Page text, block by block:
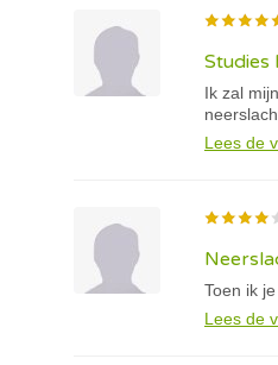
Studies
Ik zal
Lees de
Toen ik
Lees de